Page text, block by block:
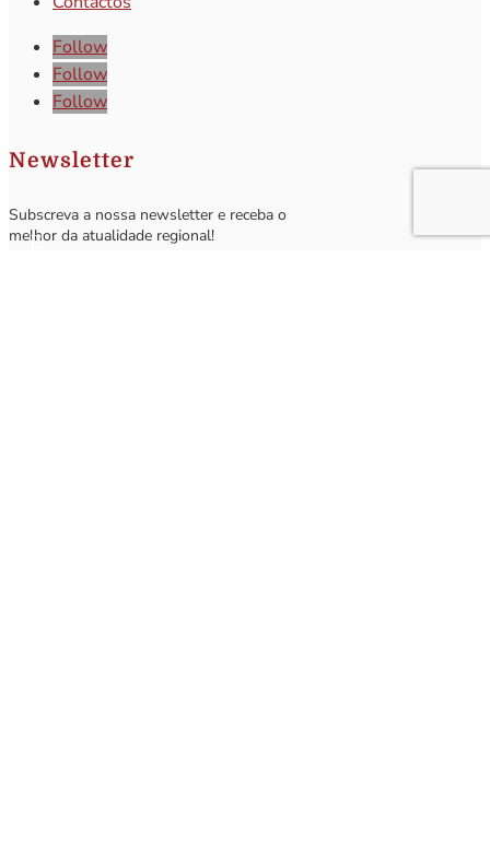
Follow
Follow
Follow
Newsletter
Subscreva a nossa newsletter e receba o
melhor da atualidade regional!